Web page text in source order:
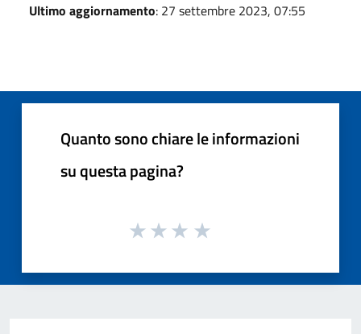
Ultimo aggiornamento: 27 settembre 2023, 07:55
Quanto sono chiare le informazioni
su questa pagina?